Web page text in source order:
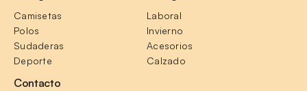
Camisetas
Polos
Sudaderas
Deporte
Laboral
Invierno
Acesorios
Calzado
Contacto